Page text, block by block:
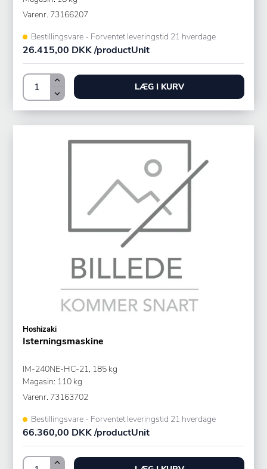
Varenr. 73166207
Bestillingsvare - Forventet leveringstid 21 hverdage
26.415,00 DKK /productUnit
LÆG I KURV
Hoshizaki
Isterningsmaskine
IM-240NE-HC-21, 185 kg
Magasin: 110 kg
Varenr. 73163702
Bestillingsvare - Forventet leveringstid 21 hverdage
66.360,00 DKK /productUnit